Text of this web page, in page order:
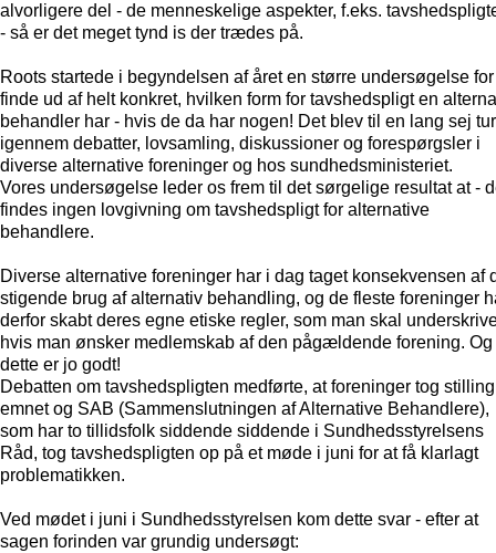
alvorligere del - de menneskelige aspekter, f.eks.
- så er det meget tynd is der trædes på.
Roots startede i begyndelsen af året en større undersøgelse
finde ud af helt konkret, hvilken form for tavshedspligt en
behandler har - hvis de da har nogen! Det blev til en lang sej tur
igennem debatter, lovsamling, diskussioner og forespørgsler i
diverse alternative foreninger og hos sundhedsministeriet.
Vores undersøgelse leder os frem til det sørgelige resultat at -
findes ingen lovgivning om tavshedspligt for alternative
behandlere.
Diverse alternative foreninger har i dag taget konsekvensen af
stigende brug af alternativ behandling, og de fleste foreninger
derfor skabt deres egne etiske regler, som man skal
hvis man ønsker medlemskab af den pågældende forening. Og
dette er jo godt!
Debatten om tavshedspligten medførte, at foreninger tog
emnet og SAB (Sammenslutningen af Alternative Behandlere),
som har to tillidsfolk siddende siddende i Sundhedsstyrelsens
Råd, tog tavshedspligten op på et møde i juni for at få klarlagt
problematikken.
Ved mødet i juni i Sundhedsstyrelsen kom dette svar - efter at
sagen forinden var grundig undersøgt: